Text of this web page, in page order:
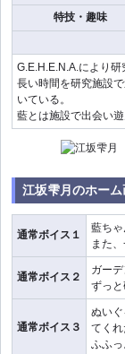
特技・趣味
G.E.H.E.N.A.により研
長い時間を研究施設
いている。
藍とは施設で出会い遊
江坂雫月のホー
通常ボイス１
藍ちゃ
また
通常ボイス２
ガー
ずっと
通常ボイス３
ぬい
てくれ
ふふっ